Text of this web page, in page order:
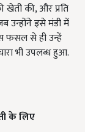
खेती की, और प्रति
उन्होंने इसे मंडी में
फसल से ही उन्हें
भी उपलब्ध हुआ.
के लिए